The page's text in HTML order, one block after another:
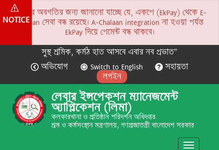
NOTICE
সকলের অবগতির জন্য জানানো যাচ্ছে যে, একপে (EkPay) থেকে E-
Chalaan সেবা বন্ধ রয়েছে। A-Chalaan integration না হওয়া পর্যন্ত
EkPay দিয়ে পেমেন্ট বন্ধ থাকবে।
সুস্থ শ্রমিক, কর্মঠ হাত আসবে এবার নব প্রভাত”
অভিযোগ
Switch to English
সহায়তা
লগইন
লেবার ইন্সপেকশন ম্যানেজমেন্ট
অ্যাপ্লিকেশন (লিমা)
কলকারখানা ও প্রতিষ্ঠান পরিদর্শন অধিদপ্তর
শ্রম ও কর্মসংস্থান মন্ত্রণালয়, গণপ্রজাতন্ত্রী বাংলাদেশ সরকার
Toggle